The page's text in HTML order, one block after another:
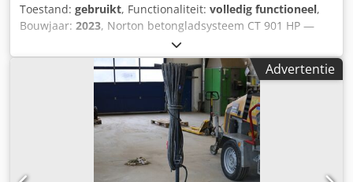
Toestand: gebruikt, Functionaliteit: volledig functioneel,
Bouwjaar: 2023, Norton betongladsysteem CT 901 HP —
bouwjaar 2023 Gebruikt uit het professionele verhuurpark
van Kurt König Baumaschinen GmbH, Einbeck. Csdpfx Aoy
A E N Nocberf Conditie & opmerkingen: - Conditie:
Gebruikt uit verhuur, regelmatig onderhouden - Werking:
Volledig functionerend - Productfoto's volgen — neem bij
interesse gerust contact met ons op voor actuele foto's -
Bezichtiging op afspraak mogelijk in 37574 Einbeck Prijs €
3.250 excl. btw | EXW Einbeck | Levering op aanvraag
Advertentie